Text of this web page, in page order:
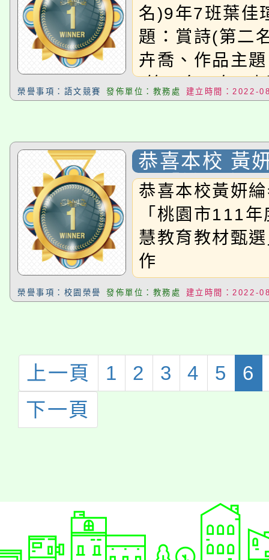
名)9年7班葉佳
題：賞詩(第二
卉喬、作品主
(第三名)9年3
品主題：楓橋
苡溱、作品主
(第二名)9年7
品主題：真正
力(第三名)9年
作品主題：藍空
榮譽事項：語文競賽 發佈單位：教務處 建立時間：2022-
恭喜本校 黃
加「桃園市
中小智慧教
選」，榮獲
恭喜本校黃妍
「桃園市111
慧教育教材甄
作
榮譽事項：校園榮譽 發佈單位：教務處 建立時間：2022-
上一頁 1 2 3 4 5
6
下一頁